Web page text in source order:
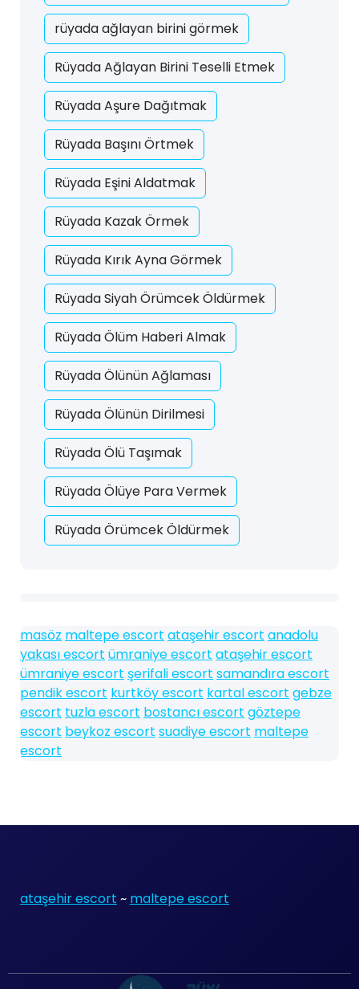
rüyada ağlayan birini görmek
Rüyada Ağlayan Birini Teselli Etmek
Rüyada Aşure Dağıtmak
Rüyada Başını Örtmek
Rüyada Eşini Aldatmak
Rüyada Kazak Örmek
Rüyada Kırık Ayna Görmek
Rüyada Siyah Örümcek Öldürmek
Rüyada Ölüm Haberi Almak
Rüyada Ölünün Ağlaması
Rüyada Ölünün Dirilmesi
Rüyada Ölü Taşımak
Rüyada Ölüye Para Vermek
Rüyada Örümcek Öldürmek
masöz maltepe escort ataşehir escort anadolu
yakası escort ümraniye escort ataşehir escort
ümraniye escort şerifali escort samandıra escort
pendik escort kurtköy escort kartal escort gebze
escort tuzla escort bostancı escort göztepe
escort beykoz escort suadiye escort maltepe
escort
ataşehir escort ~ maltepe escort